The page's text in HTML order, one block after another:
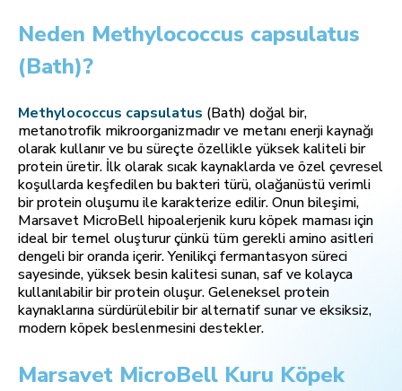
Neden Methylococcus capsulatus
(Bath)?
Methylococcus capsulatus (Bath) doğal bir,
metanotrofik mikroorganizmadır ve metanı enerji kaynağı
olarak kullanır ve bu süreçte özellikle yüksek kaliteli bir
protein üretir. İlk olarak sıcak kaynaklarda ve özel çevresel
koşullarda keşfedilen bu bakteri türü, olağanüstü verimli
bir protein oluşumu ile karakterize edilir. Onun bileşimi,
Marsavet MicroBell hipoalerjenik kuru köpek maması için
ideal bir temel oluşturur çünkü tüm gerekli amino asitleri
dengeli bir oranda içerir. Yenilikçi fermantasyon süreci
sayesinde, yüksek besin kalitesi sunan, saf ve kolayca
kullanılabilir bir protein oluşur. Geleneksel protein
kaynaklarına sürdürülebilir bir alternatif sunar ve eksiksiz,
modern köpek beslenmesini destekler.
Marsavet MicroBell Kuru Köpek